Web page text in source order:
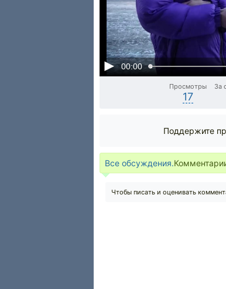
00:00
Просмотры
17
За
Поддержите
Все обсуждения.
Чтобы писать и оценивать